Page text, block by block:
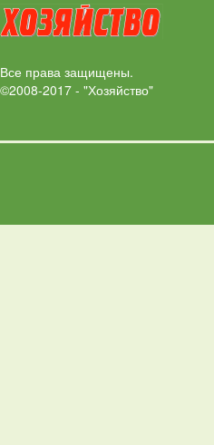
Все права защищены.
©2008-2017 - "Хозяйство"